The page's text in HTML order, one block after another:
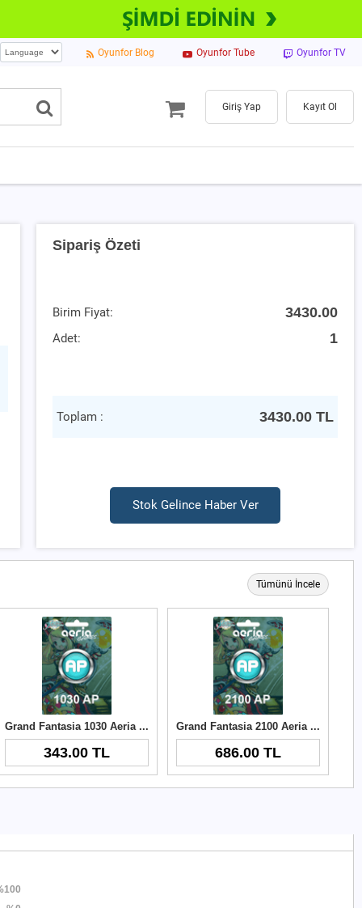
Oyunfor Blog Oyunfor Tube Oyunfor TV
Giriş Yap Kayıt Ol
Sipariş Özeti
Birim Fiyat: 3430.00
Adet: 1
Toplam : 3430.00 TL
Stok Gelince Haber Ver
Tümünü İncele
Grand Fantasia 1030 Aeria Points
343.00 TL
Grand Fantasia 2100 Aeria Points
686.00 TL